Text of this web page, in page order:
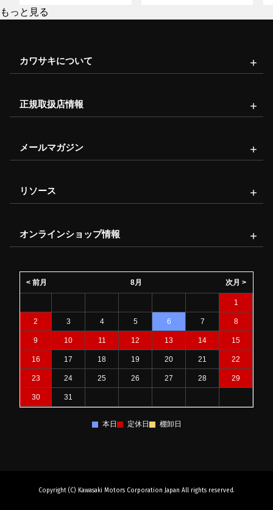
もっと見る
カワサキについて
正規取扱店情報
メールマガジン
リソース
オンラインショップ情報
8月
< 前月 次月 >
1
2 3 4 5 6 7 8
9 10 11 12 13 14 15
16 17 18 19 20 21 22
23 24 25 26 27 28 29
30 31
本日 定休日 棚卸日
Copyright (C) Kawasaki Motors Corporation Japan All rights reserved.